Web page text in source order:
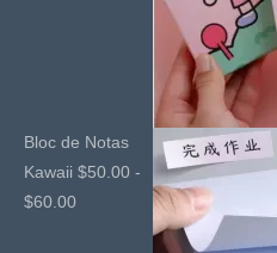
Bloc de Notas
Kawaii $50.00 -
$60.00Rango